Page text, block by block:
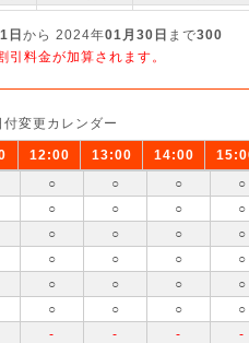
日 から 2024年01月30日 まで300
引料金が加算されます。
付変更カレンダー
12:00 13:00 14:00
○ ○ ○
○
○ ○ ○
○
○ ○ ○
○
○ ○ ○
○
○ ○ ○
○
○ ○ ○
○
- - -
-